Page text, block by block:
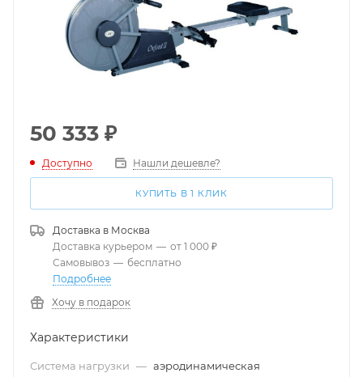
50 333 ₽
Доступно Нашли дешевле?
КУПИТЬ В 1 КЛИК
Доставка в Москва
Доставка курьером — от 1 000 ₽
Самовывоз — бесплатно
Подробнее
Хочу в подарок
Характеристики
Система нагрузки — аэродинамическая